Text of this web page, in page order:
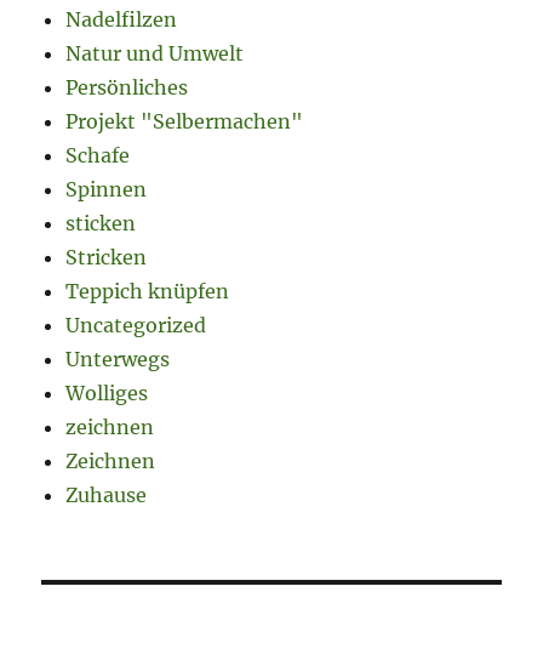
Nadelfilzen
Natur und Umwelt
Persönliches
Projekt "Selbermachen"
Schafe
Spinnen
sticken
Stricken
Teppich knüpfen
Uncategorized
Unterwegs
Wolliges
zeichnen
Zeichnen
Zuhause